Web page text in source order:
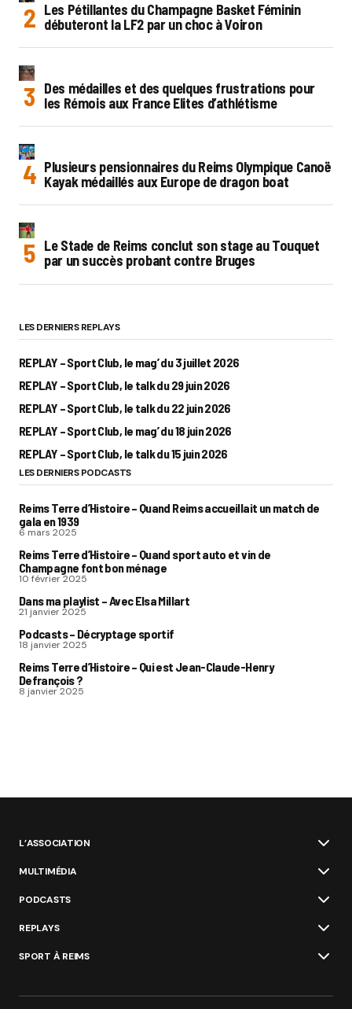
Les Pétillantes du Champagne Basket Féminin
débuteront la LF2 par un choc à Voiron
Des médailles et des quelques frustrations pour
les Rémois aux France Elites d’athlétisme
Plusieurs pensionnaires du Reims Olympique Canoë
Kayak médaillés aux Europe de dragon boat
Le Stade de Reims conclut son stage au Touquet
par un succès probant contre Bruges
LES DERNIERS REPLAYS
REPLAY – Sport Club, le mag’ du 3 juillet 2026
REPLAY – Sport Club, le talk du 29 juin 2026
REPLAY – Sport Club, le talk du 22 juin 2026
REPLAY – Sport Club, le mag’ du 18 juin 2026
REPLAY – Sport Club, le talk du 15 juin 2026
LES DERNIERS PODCASTS
Reims Terre d’Histoire – Quand Reims accueillait un match de
gala en 1939
6 mars 2025
Reims Terre d’Histoire – Quand sport auto et vin de
Champagne font bon ménage
10 février 2025
Dans ma playlist – Avec Elsa Millart
21 janvier 2025
Podcasts – Décryptage sportif
18 janvier 2025
Reims Terre d’Histoire – Qui est Jean-Claude-Henry
Defrançois ?
8 janvier 2025
L’ASSOCIATION
MULTIMÉDIA
PODCASTS
REPLAYS
SPORT À REIMS